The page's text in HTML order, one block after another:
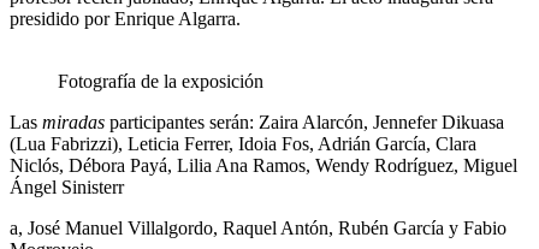
presidido por Enrique Algarra.
Fotografía de la exposición
Las miradas participantes serán: Zaira Alarcón, Jennefer Dikuasa
(Lua Fabrizzi), Leticia Ferrer, Idoia Fos, Adrián García, Clara
Niclós, Débora Payá, Lilia Ana Ramos, Wendy Rodríguez, Miguel
Ángel Sinisterr
a, José Manuel Villalgordo, Raquel Antón, Rubén García y Fabio